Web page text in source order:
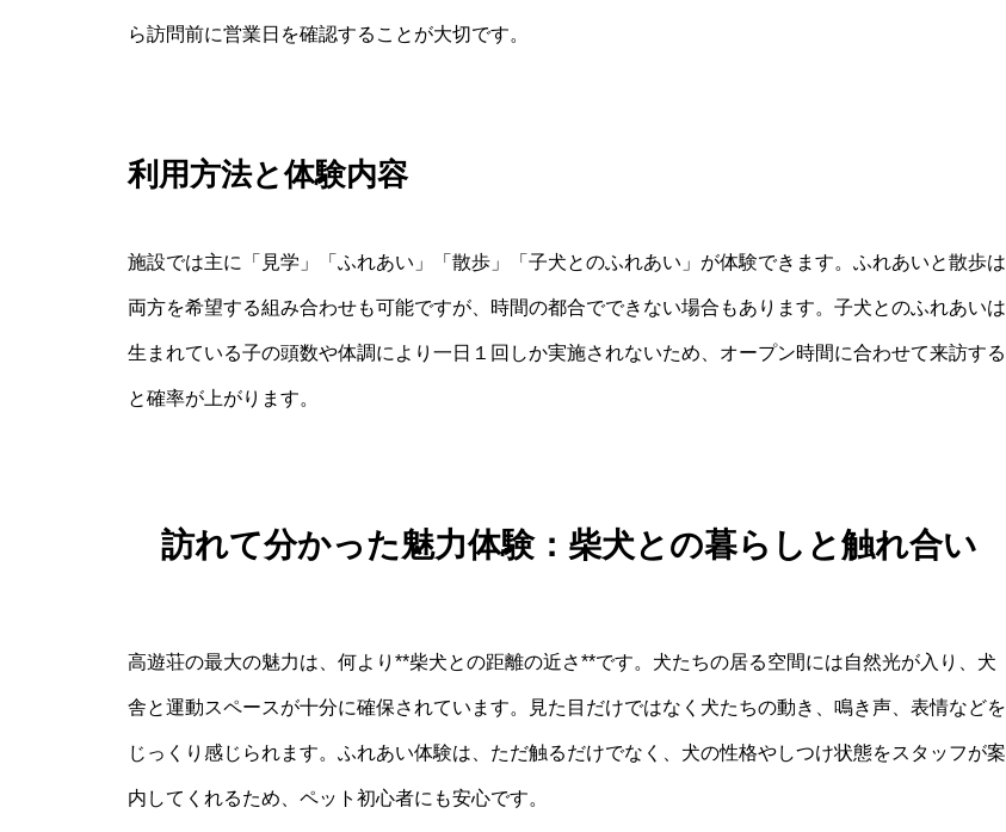
ら訪問前に営業日を確認することが大切です。
利用方法と体験内容
施設では主に「見学」「ふれあい」「散歩」「子犬とのふれあい」が体験できます。ふれあいと散歩は
両方を希望する組み合わせも可能ですが、時間の都合でできない場合もあります。子犬とのふれあいは
生まれている子の頭数や体調により一日１回しか実施されないため、オープン時間に合わせて来訪する
と確率が上がります。
訪れて分かった魅力体験：柴犬との暮らしと触れ合い
高遊荘の最大の魅力は、何より**柴犬との距離の近さ**です。犬たちの居る空間には自然光が入り、犬
舎と運動スペースが十分に確保されています。見た目だけではなく犬たちの動き、鳴き声、表情などを
じっくり感じられます。ふれあい体験は、ただ触るだけでなく、犬の性格やしつけ状態をスタッフが案
内してくれるため、ペット初心者にも安心です。